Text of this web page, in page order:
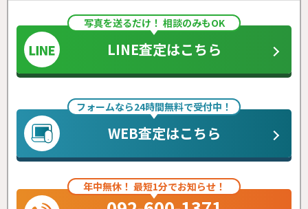
写真を送るだけ！ 相談のみもOK
LINE査定はこちら
フォームなら24時間無料で受付中！
WEB査定はこちら
年中無休！ 最短1分でお知らせ！